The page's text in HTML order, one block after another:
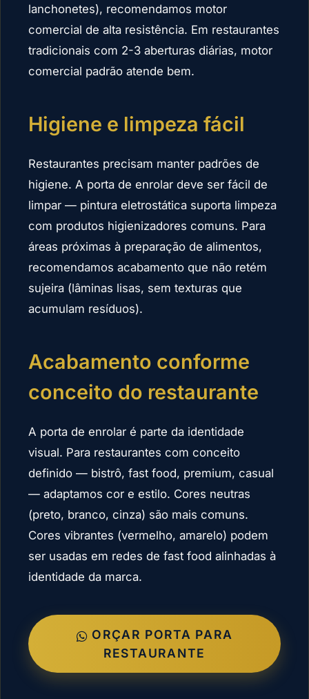
lanchonetes), recomendamos motor
comercial de alta resistência. Em restaurantes
tradicionais com 2-3 aberturas diárias, motor
comercial padrão atende bem.
Higiene e limpeza fácil
Restaurantes precisam manter padrões de
higiene. A porta de enrolar deve ser fácil de
limpar — pintura eletrostática suporta limpeza
com produtos higienizadores comuns. Para
áreas próximas à preparação de alimentos,
recomendamos acabamento que não retém
sujeira (lâminas lisas, sem texturas que
acumulam resíduos).
Acabamento conforme
conceito do restaurante
A porta de enrolar é parte da identidade
visual. Para restaurantes com conceito
definido — bistrô, fast food, premium, casual
— adaptamos cor e estilo. Cores neutras
(preto, branco, cinza) são mais comuns.
Cores vibrantes (vermelho, amarelo) podem
ser usadas em redes de fast food alinhadas à
identidade da marca.
ORÇAR PORTA PARA
RESTAURANTE